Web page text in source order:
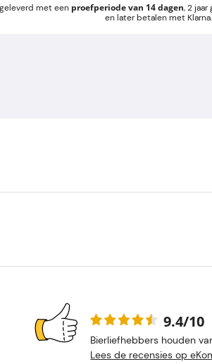
met een proefperiode van 14 dagen, 2
en later betalen met Klarna.
9.4/10
Bierliefhebbers houden
Lees de recensies op